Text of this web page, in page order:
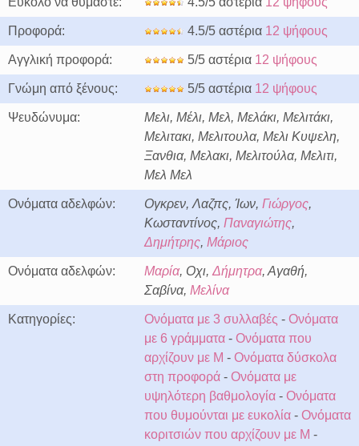
Προφορά: 4.5/5 αστέρια 12 ψήφους
Αγγλική προφορά: 5/5 αστέρια 12 ψήφους
Γνώμη από ξένους: 5/5 αστέρια 12 ψήφους
Ψευδώνυμα:
Μελι, Μέλι, Μελ, Μελάκι, Μελιτάκι,
Μελιτακι, Μελιτουλα, Μελι Κυψελη,
Ξανθια, Μελακι, Μελιτούλα, Μελιτι,
Μελ Μελ
Ονόματα αδελφών: Ογκρεν, Λαζπς, Ίων, Γιώργος,
Κωσταντίνος, Παναγιώτης,
Δημήτρης, Μάριος
Ονόματα αδελφών: Μαρία, Οχι, Δήμητρα, Αγαθή,
Σαβίνα, Μελίνα
Κατηγορίες: Ονόματα με 3 συλλαβές - Ονόματα
με 6 γράμματα - Ονόματα που
αρχίζουν με M - Ονόματα δύσκολα
στη προφορά - Ονόματα με
υψηλότερη βαθμολογία - Ονόματα
που θυμούνται με ευκολία - Ονόματα
κοριτσιών που αρχίζουν με M -